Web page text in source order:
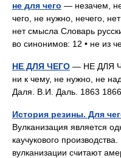
не для чего — незачем,
чего, не нужно, нечего,
нет смысла Словарь
во синонимов: 12 • не из
НЕ ДЛЯ ЧЕГО — НЕ ДЛЯ
ни к чему, не нужно, не
Даля. В.И. Даль. 1863
История резины. Для
Вулканизация является
каучукового
вулканизации считают